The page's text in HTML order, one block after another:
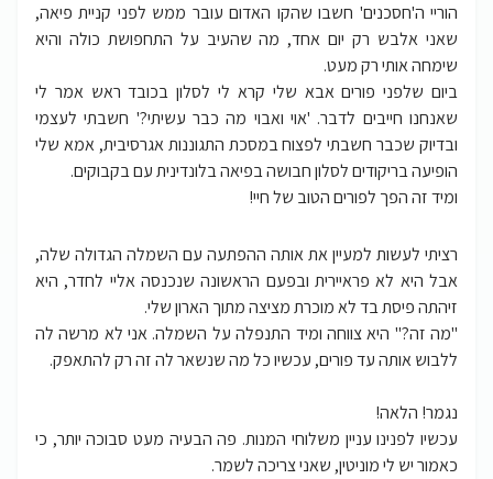
הוריי ה'חסכנים' חשבו שהקו האדום עובר ממש לפני קניית פיאה,
שאני אלבש רק יום אחד, מה שהעיב על התחפושת כולה והיא
שימחה אותי רק מעט.
ביום שלפני פורים אבא שלי קרא לי לסלון בכובד ראש אמר לי
שאנחנו חייבים לדבר. 'אוי ואבוי מה כבר עשיתי?' חשבתי לעצמי
ובדיוק שכבר חשבתי לפצוח במסכת התגוננות אגרסיבית, אמא שלי
הופיעה בריקודים לסלון חבושה בפיאה בלונדינית עם בקבוקים.
ומיד זה הפך לפורים הטוב של חיי!
רציתי לעשות למעיין את אותה ההפתעה עם השמלה הגדולה שלה,
אבל היא לא פראיירית ובפעם הראשונה שנכנסה אליי לחדר, היא
זיהתה פיסת בד לא מוכרת מציצה מתוך הארון שלי.
"מה זה?" היא צווחה ומיד התנפלה על השמלה. אני לא מרשה לה
ללבוש אותה עד פורים, עכשיו כל מה שנשאר לה זה רק להתאפק.
נגמר! הלאה!
עכשיו לפנינו עניין משלוחי המנות. פה הבעיה מעט סבוכה יותר, כי
כאמור יש לי מוניטין, שאני צריכה לשמר.